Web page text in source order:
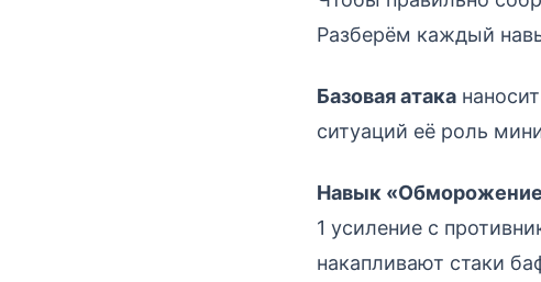
Разберём каждый
Базовая атака
ситуаций её роль
Навык
1 усиление с
накапливают стаки